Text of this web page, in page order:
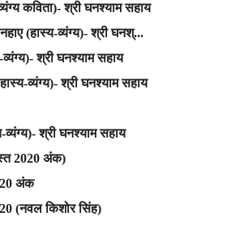
कविता)- श्री घनश्याम सहाय
(हास्य-व्यंग्य)- श्री घनश्...
श्री घनश्याम सहाय
व्यंग्य)- श्री घनश्याम सहाय
श्री घनश्याम सहाय
2020 अंक)
अंक
(नवल किशोर सिंह)